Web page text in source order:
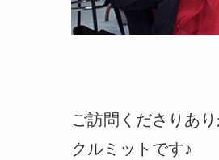
ご訪問くださりあ
クルミットです♪